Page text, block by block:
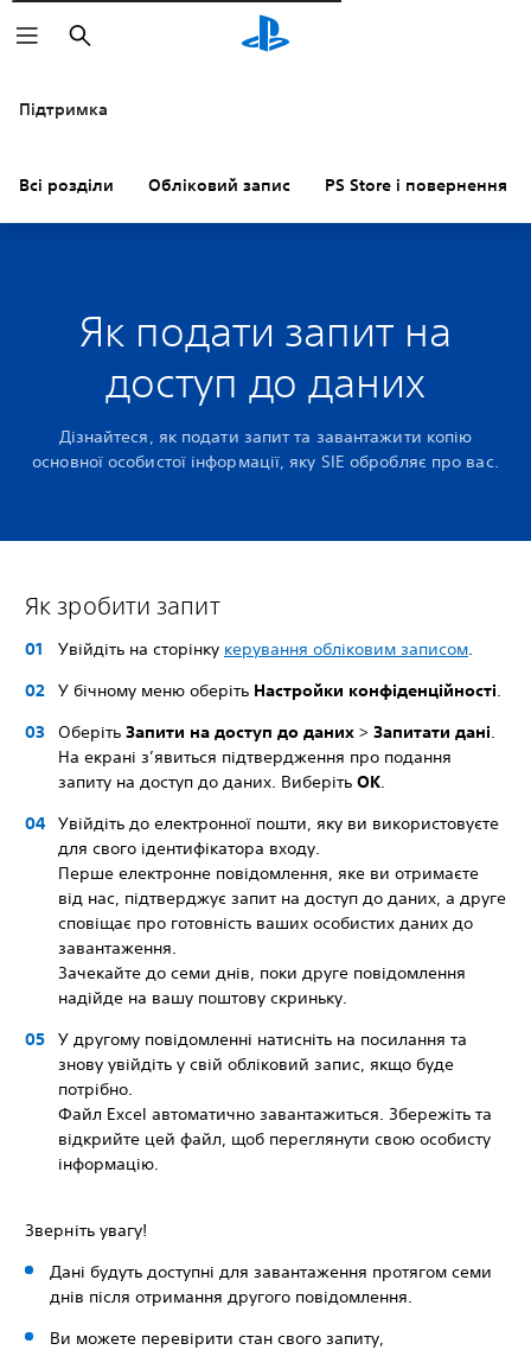
Пошук
Підтримка
Всі розділи Обліковий запис PS Store і повернення
Як подати запит на
доступ до даних
Дізнайтеся, як подати запит та завантажити копію
основної особистої інформації, яку SIE обробляє про вас.
Як зробити запит
Увійдіть на сторінку керування обліковим записом.
У бічному меню оберіть Настройки конфіденційності.
Оберіть Запити на доступ до даних > Запитати дані.
На екрані з’явиться підтвердження про подання
запиту на доступ до даних. Виберіть OK.
Увійдіть до електронної пошти, яку ви використовуєте
для свого ідентифікатора входу.
Перше електронне повідомлення, яке ви отримаєте
від нас, підтверджує запит на доступ до даних, а друге
сповіщає про готовність ваших особистих даних до
завантаження.
Зачекайте до семи днів, поки друге повідомлення
надійде на вашу поштову скриньку.
У другому повідомленні натисніть на посилання та
знову увійдіть у свій обліковий запис, якщо буде
потрібно.
Файл Excel автоматично завантажиться. Збережіть та
відкрийте цей файл, щоб переглянути свою особисту
інформацію.
Зверніть увагу!
Дані будуть доступні для завантаження протягом семи
днів після отримання другого повідомлення.
Ви можете перевірити стан свого запиту,